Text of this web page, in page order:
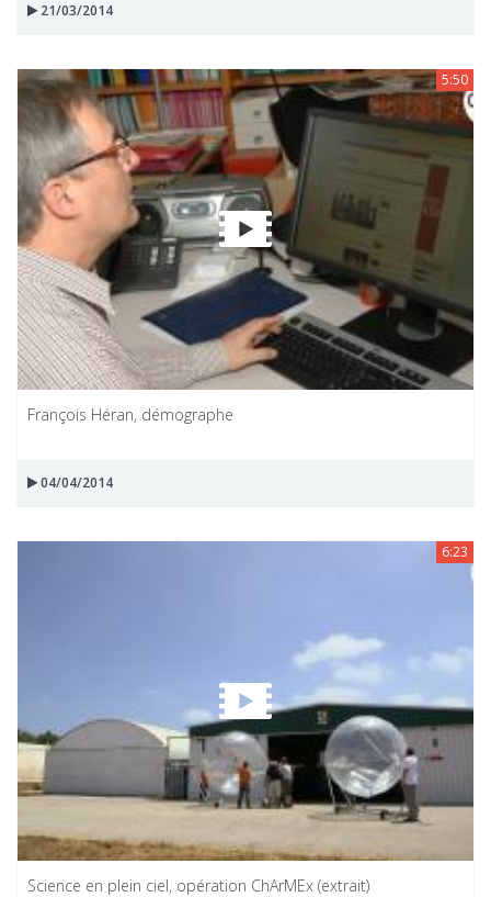
21/03/2014
5:50
François Héran, démographe
04/04/2014
6:23
Science en plein ciel, opération ChArMEx (extrait)